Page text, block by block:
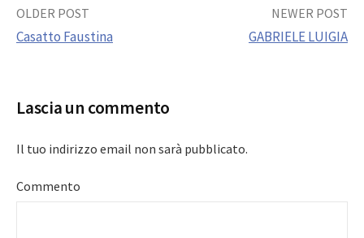
Post
OLDER POST
Casatto Faustina
NEWER POST
GABRIELE LUIGIA
Lascia un commento
Il tuo indirizzo email non sarà pubblicato.
Commento